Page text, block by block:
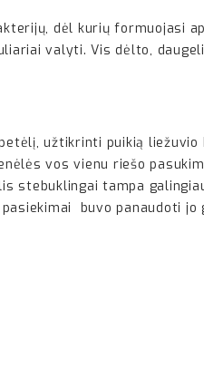
dėl kurių formuojasi
valyti. Vis dėlto,
užtikrinti puikią liežuvio
vos vienu riešo
stebuklingai tampa
buvo panaudoti jo